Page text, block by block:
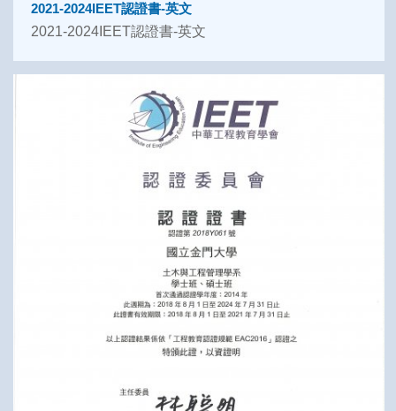
2021-2024IEET認證書-英文
2021-2024IEET認證書-英文